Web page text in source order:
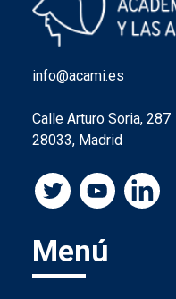
info@acami.es
Calle Arturo Soria, 287
28033, Madrid
Menú